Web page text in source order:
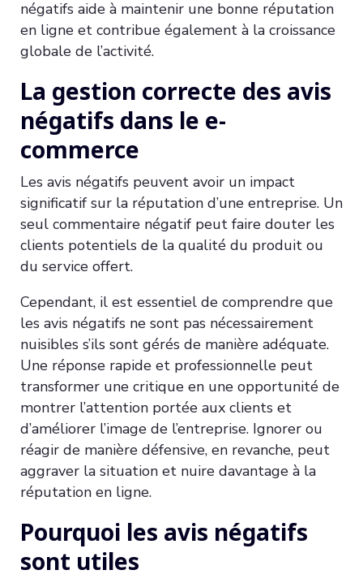
négatifs aide à maintenir une bonne réputation
en ligne et contribue également à la croissance
globale de l’activité.
La gestion correcte des avis
négatifs dans le e-
commerce
Les avis négatifs peuvent avoir un impact
significatif sur la réputation d’une entreprise. Un
seul commentaire négatif peut faire douter les
clients potentiels de la qualité du produit ou
du service offert.
Cependant, il est essentiel de comprendre que
les avis négatifs ne sont pas nécessairement
nuisibles s’ils sont gérés de manière adéquate.
Une réponse rapide et professionnelle peut
transformer une critique en une opportunité de
montrer l’attention portée aux clients et
d’améliorer l’image de l’entreprise. Ignorer ou
réagir de manière défensive, en revanche, peut
aggraver la situation et nuire davantage à la
réputation en ligne.
Pourquoi les avis négatifs
sont utiles